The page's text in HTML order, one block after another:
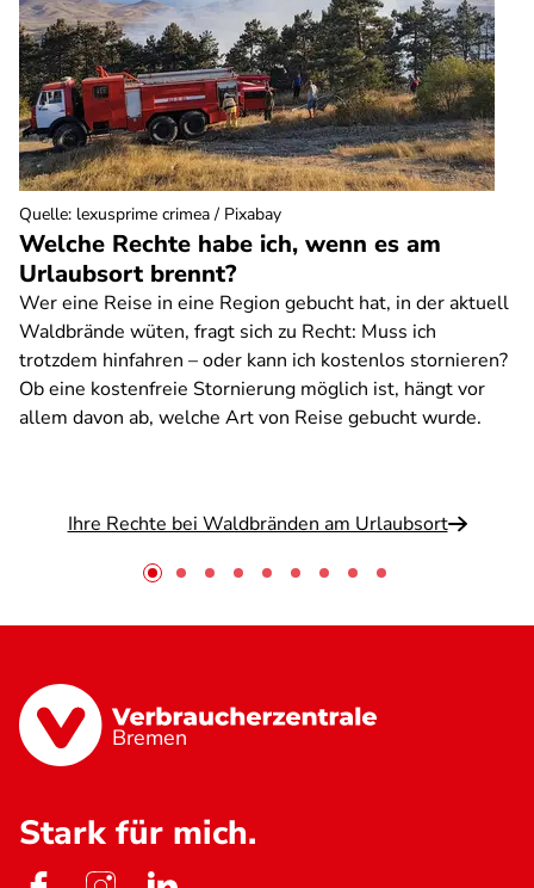
Welche Rechte habe ich, wenn es am
Urlaubsort brennt?
Wer eine Reise in eine Region gebucht hat, in der aktuell
Waldbrände wüten, fragt sich zu Recht: Muss ich
trotzdem hinfahren – oder kann ich kostenlos stornieren?
Ob eine kostenfreie Stornierung möglich ist, hängt vor
allem davon ab, welche Art von Reise gebucht wurde.
Ihre Rechte bei Waldbränden am Urlaubsort
Quelle: lexusprime crimea / Pixabay
Bremen
Stark für mich.